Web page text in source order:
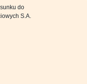
do
S.A.